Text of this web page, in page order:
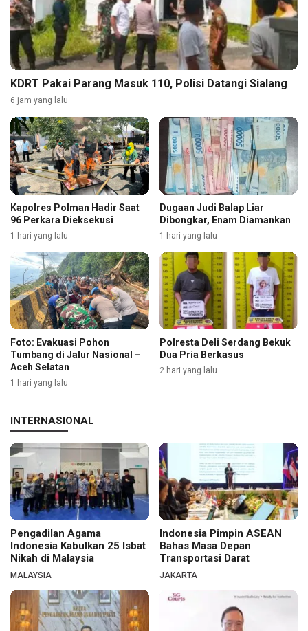
KDRT Pakai Parang Masuk 110, Polisi Datangi Sialang
6 jam yang lalu
Kapolres Polman Hadir Saat
96 Perkara Dieksekusi
1 hari yang lalu
Dugaan Judi Balap Liar
Dibongkar, Enam Diamankan
1 hari yang lalu
Foto: Evakuasi Pohon
Tumbang di Jalur Nasional –
Aceh Selatan
1 hari yang lalu
Polresta Deli Serdang Bekuk
Dua Pria Berkasus
2 hari yang lalu
INTERNASIONAL
Pengadilan Agama
Indonesia Kabulkan 25 Isbat
Nikah di Malaysia
MALAYSIA
Indonesia Pimpin ASEAN
Bahas Masa Depan
Transportasi Darat
JAKARTA